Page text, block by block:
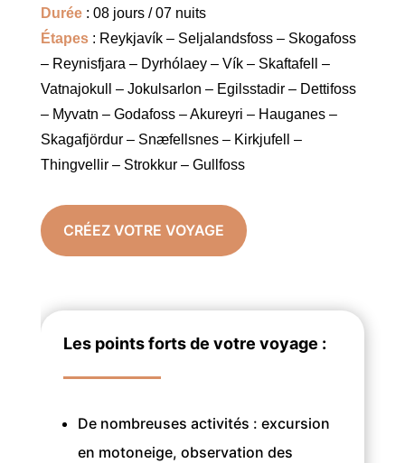
Durée: 08 jours / 07 nuits
Étapes : Reykjavík – Seljalandsfoss – Skogafoss
– Reynisfjara – Dyrhólaey – Vík – Skaftafell –
Vatnajokull – Jokulsarlon – Egilsstadir – Dettifoss
– Myvatn – Godafoss – Akureyri – Hauganes –
Skagafjördur – Snӕfellsnes – Kirkjufell –
Thingvellir – Strokkur – Gullfoss
CRÉEZ VOTRE VOYAGE
Les points forts de votre voyage :
De nombreuses activités : excursion
en motoneige, observation des